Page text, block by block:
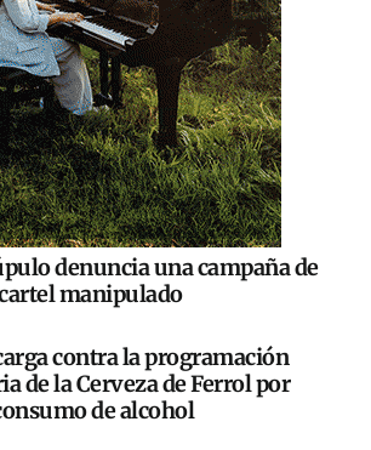
denuncia una campaña de
manipulado
contra la programación
de la Cerveza de Ferrol por
de alcohol